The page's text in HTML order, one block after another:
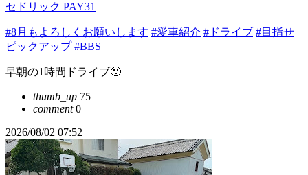
セドリック PAY31
#8月もよろしくお願いします #愛車紹介 #ドライブ #目指せ
ピックアップ #BBS
早朝の1時間ドライブ🙂
thumb_up 75
comment0
2026/08/02 07:52